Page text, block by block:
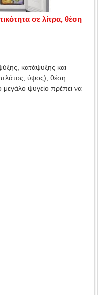
σε λίτρα, θέση
κατάψυξης και
πλάτος, ύψος), θέση
ψυγείο πρέπει να